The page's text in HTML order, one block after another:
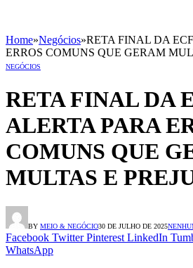
Home»Negócios»RETA FINAL DA
ERROS COMUNS QUE GERAM
NEGÓCIOS
RETA FINAL DA
ALERTA PARA
COMUNS QUE
MULTAS E
BY MEIO & NEGÓCIO30 DE JULHO DE 2025
Facebook Twitter Pinterest LinkedIn
WhatsApp